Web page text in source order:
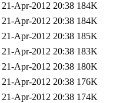
21-Apr-2012 20:38 184K
21-Apr-2012 20:38 184K
21-Apr-2012 20:38 185K
21-Apr-2012 20:38 183K
21-Apr-2012 20:38 180K
21-Apr-2012 20:38 176K
21-Apr-2012 20:38 174K